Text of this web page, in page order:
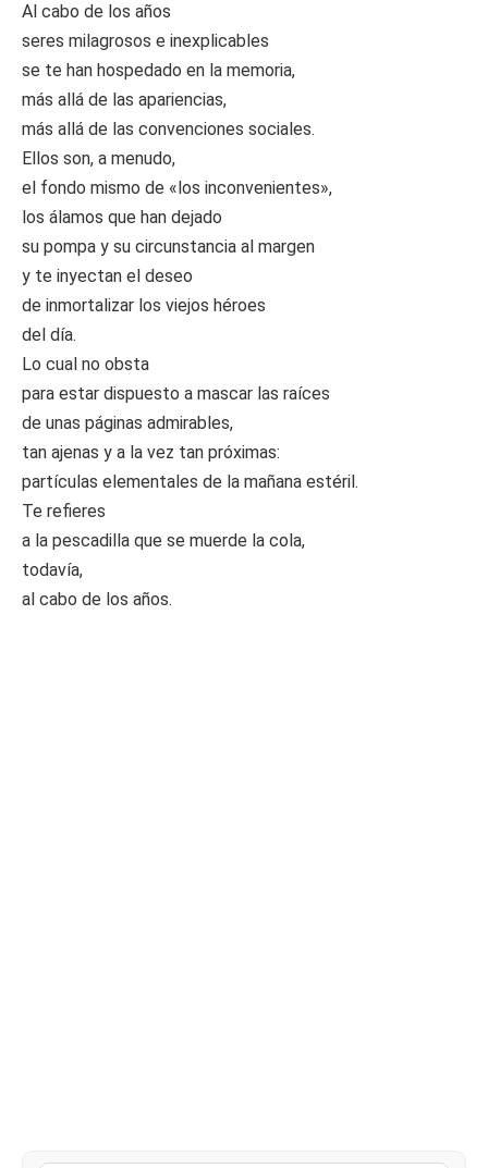
Al cabo de los años
seres milagrosos e inexplicables
se te han hospedado en la memoria,
más allá de las apariencias,
más allá de las convenciones sociales.
Ellos son, a menudo,
el fondo mismo de «los inconvenientes»,
los álamos que han dejado
su pompa y su circunstancia al margen
y te inyectan el deseo
de inmortalizar los viejos héroes
del día.
Lo cual no obsta
para estar dispuesto a mascar las raíces
de unas páginas admirables,
tan ajenas y a la vez tan próximas:
partículas elementales de la mañana estéril.
Te refieres
a la pescadilla que se muerde la cola,
todavía,
al cabo de los años.